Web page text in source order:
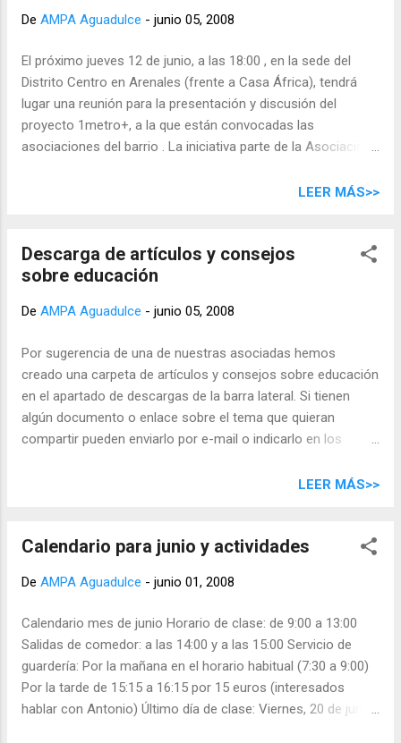
cambiar sus objetos La plaza es de todos.
De AMPA Aguadulce - junio 05, 2008
El próximo jueves 12 de junio, a las 18:00 , en la sede del
Distrito Centro en Arenales (frente a Casa África), tendrá
lugar una reunión para la presentación y discusión del
proyecto 1metro+, a la que están convocadas las
asociaciones del barrio . La iniciativa parte de la Asociación
Asociación Cultural Arenando, después de haber tenido una
prestará apoyo técnico a la misma (haciendo la
convocatoria a las asociaciones que tiene registradas). El
que incluye como propuesta de infraestructura la
ampliación en un metro de una acera de la calle Aguadulce, y
la creación de un carril bici de doble sentido a lo largo de
Suárez Naranjo, como parte de una futura red peatonal y
ciclista para la ciudad. No estará presente nin...
LEER MÁS>>
Descarga de artículos y consejos
sobre educación
De AMPA Aguadulce - junio 05, 2008
Por sugerencia de una de nuestras asociadas hemos
creado una carpeta de artículos y consejos sobre educación
en el apartado de descargas de la barra lateral. Si tienen
algún documento o enlace sobre el tema que quieran
compartir pueden enviarlo por e-mail o indicarlo en los
interesantes artículos de prensa sobre el bullying o acoso
Rodríguez en la revista Ya de El Mercurio
LEER MÁS>>
Calendario para junio y actividades
De AMPA Aguadulce - junio 01, 2008
Calendario mes de junio Horario de clase: de 9:00 a 13:00
Salidas de comedor: a las 14:00 y a las 15:00 Servicio de
guardería: Por la mañana en el horario habitual (7:30 a 9:00)
Por la tarde de 15:15 a 16:15 por 15 euros (interesados
hablar con Antonio) Último día de clase: Viernes, 20 de junio